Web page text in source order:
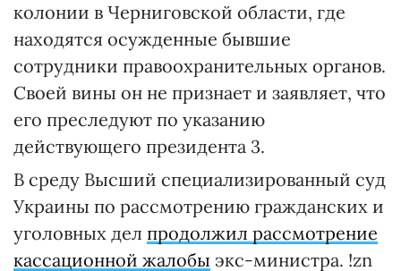
колонии в Черниговской области, где
находятся осужденные бывшие
сотрудники правоохранительных органов.
Своей вины он не признает и заявляет, что
его преследуют по указанию
действующего президента 3.
В среду Высший специализированный суд
Украины по рассмотрению гражданских и
уголовных дел продолжил рассмотрение
кассационной жалобы экс-министра. !zn